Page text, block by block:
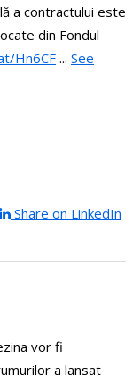
a contractului este
din Fondul
Hn6CF ... See
Share on LinkedIn
vor fi
a lansat